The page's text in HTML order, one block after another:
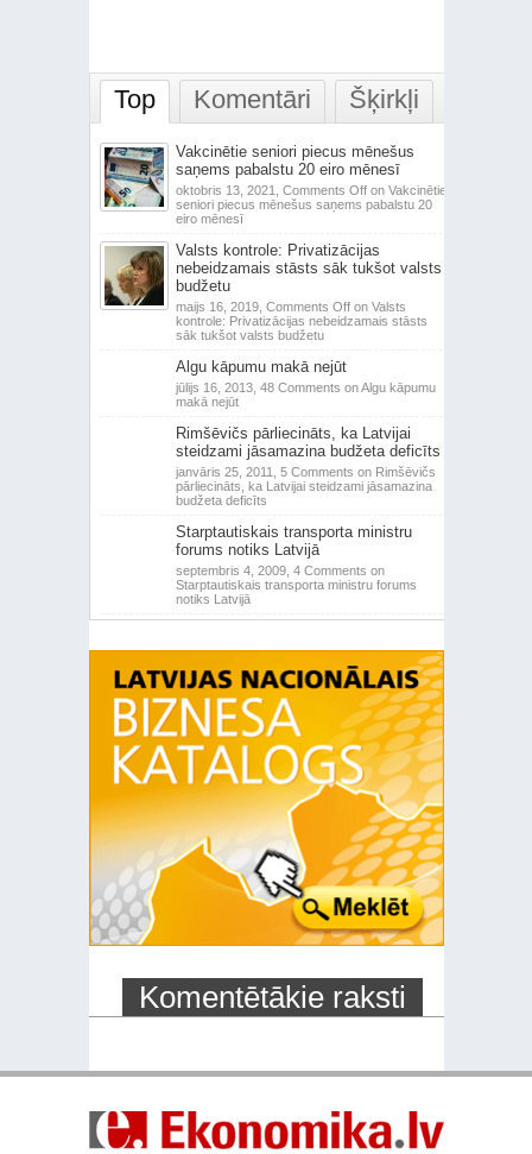
Top Komentāri Šķirkļi
Vakcinētie seniori piecus mēnešus
saņems pabalstu 20 eiro mēnesī
oktobris 13, 2021, Comments Offon Vakcinētie
seniori piecus mēnešus saņems pabalstu 20
eiro mēnesī
Valsts kontrole: Privatizācijas
nebeidzamais stāsts sāk tukšot valsts
budžetu
maijs 16, 2019, Comments Offon Valsts
kontrole: Privatizācijas nebeidzamais stāsts
sāk tukšot valsts budžetu
Algu kāpumu makā nejūt
jūlijs 16, 2013, 48 Comments on Algu kāpumu
makā nejūt
Rimšēvičs pārliecināts, ka Latvijai
steidzami jāsamazina budžeta deficīts
janvāris 25, 2011, 5 Comments on Rimšēvičs
pārliecināts, ka Latvijai steidzami jāsamazina
budžeta deficīts
Starptautiskais transporta ministru
forums notiks Latvijā
septembris 4, 2009, 4 Comments on
Starptautiskais transporta ministru forums
notiks Latvijā
Komentētākie raksti